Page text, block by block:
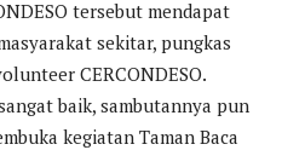
tersebut mendapat
sekitar, pungkas
CERCONDESO.
baik, sambutannya pun
kegiatan Taman Baca